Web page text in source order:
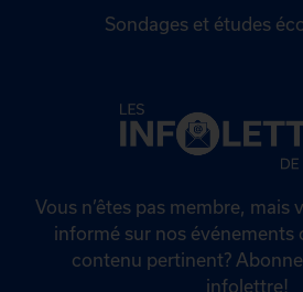
Sondages et études
Vous n’êtes pas membre, mais
informé sur nos événements
contenu pertinent?
infolettre!